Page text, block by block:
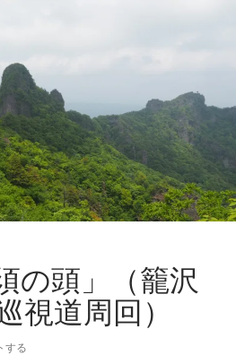
の頭」（籠沢
視道周回）
する